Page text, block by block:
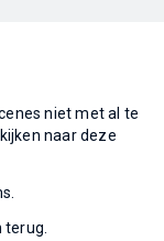
niet met al te
naar deze